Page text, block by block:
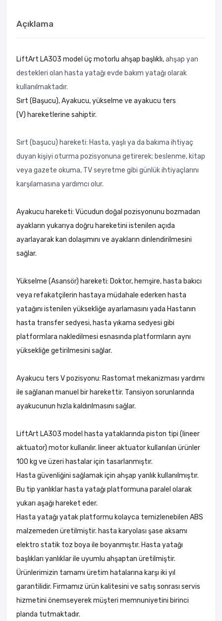
Açıklama
LiftArt LA303 model üç motorlu ahşap başlıklı,ahşap yan
destekleri olan hasta yatağı evde bakım yatağı olarak
kullanılmaktadır.
Sırt (Başucu), Ayakucu, yükselme ve ayakucu ters
(V) hareketlerine sahiptir.
Sırt (başucu) hareketi: Hasta, yaşlı ya da bakıma ihtiyaç
duyan kişiyi oturma pozisyonuna getirerek; beslenme, kitap
veya gazete okuma, TV seyretme gibi günlük ihtiyaçlarını
karşılamasına yardımcı olur.
Ayakucu hareketi: Vücudun doğal pozisyonunu bozmadan
ayakların yukarıya doğru hareketini istenilen açıda
ayarlayarak kan dolaşımını ve ayakların dinlendirilmesini
sağlar.
Yükselme (Asansör) hareketi: Doktor, hemşire, hasta bakıcı
veya refakatçilerin hastaya müdahale ederken hasta
yatağını istenilen yüksekliğe ayarlamasını yada Hastanın
hasta transfer sedyesi, hasta yıkama sedyesi gibi
platformlara nakledilmesi esnasında platformların aynı
yüksekliğe getirilmesini sağlar.
Ayakucu ters V pozisyonu: Rastomat mekanizması yardımı
ile sağlanan manuel bir harekettir. Tansiyon sorunlarında
ayakucunun hızla kaldırılmasını sağlar.
LiftArt LA303 model hasta yataklarında piston tipi (lineer
aktuator) motor kullanılır. lineer aktuator kullanılan ürünler
100 kg ve üzeri hastalar için tasarlanmıştır.
Hasta güvenliğini sağlamak için ahşap yanlık kullanılmıştır.
Bu tip yanlıklar hasta yatağı platformuna paralel olarak
yukarı aşağı hareket eder.
Hasta yatağı yatak platformu kolayca temizlenebilen ABS
malzemeden üretilmiştir. hasta karyolası şase aksamı
elektro statik toz boya ile boyanmıştır. Hasta yatağı
başlıkları yanlıklar ile uyumlu ahşaptan üretilmiştir.
Ürünlerimizin tamamı üretim hatalarına karşı iki yıl
garantilidir. Firmamız ürün kalitesini ve satış sonrası servis
hizmetini önemseyerek müşteri memnuniyetini birinci
planda tutmaktadır.